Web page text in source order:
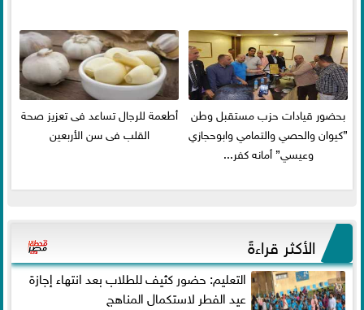
بحضور قيادات حزب مستقبل وطن
”كيوان والحصي والتمامي وابوحجازي
وعيسي” أمانه كفر...
أطعمة للرجال تساعد فى تعزيز صحة
القلب فى سن الأربعين
الأكثر قراءةً
التعليم: حضور كثيف للطلاب بعد انتهاء إجازة
عيد الفطر لاستكمال المناهج